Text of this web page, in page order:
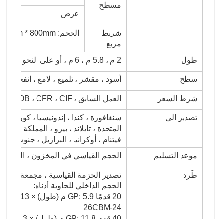
مسطح
عرض
شريط
مربع
الحجم: 1mm * 1mm ~ 800mm * 800mm
طول 2 م ، 5.8 م ، 6 م ، أو على النحو المطلوب.
سطح أسود ، مقشر ، تلميع ، لامع ، انفجار
شرط السعر العمل السابق ، FOB ، CFR ، CIF ، إلخ.
تصدير الى
سنغافورة ، كندا ، إندونيسيا ، كوريا ،
المتحدة ، تايلاند ، بيرو ، المملكة
فيتنام ، أوكرانيا ، البرازيل ، جنوب
موعد التسليم
الحجم القياسي في المخزون ،
طَرد
تصدير الحزمة القياسية ، مجمعة أو
الحجم الداخلي للحاوية أدناه:
24-26CBM